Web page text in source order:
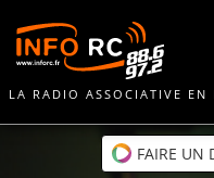
au
contenu
LA RADIO ASSOCIATIVE
FAIRE UN